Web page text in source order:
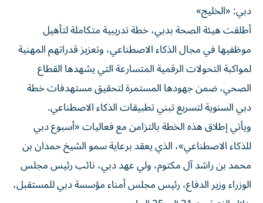
دبي: «الخليج»
أطلقت هيئة الصحة بدبي، خطة تدريبية متكاملة لتأهيل
موظفيها في مجال الذكاء الاصطناعي، وتعزيز قدراتهم المهنية
لمواكبة التحولات الرقمية المتسارعة التي يشهدها القطاع
الصحي، ضمن جهودها المستمرة لتحقيق مستهدفات خطة
دبي السنوية لتسريع تبني تطبيقات الذكاء الاصطناعي.
ويأتي إطلاق هذه الخطة بالتزامن مع فعاليات «أسبوع دبي
للذكاء الاصطناعي»، الذي يعقد برعاية سمو الشيخ حمدان بن
محمد بن راشد آل مكتوم، ولي عهد دبي، نائب رئيس مجلس
الوزراء وزير الدفاع، رئيس مجلس أمناء مؤسسة دبي للمستقبل،